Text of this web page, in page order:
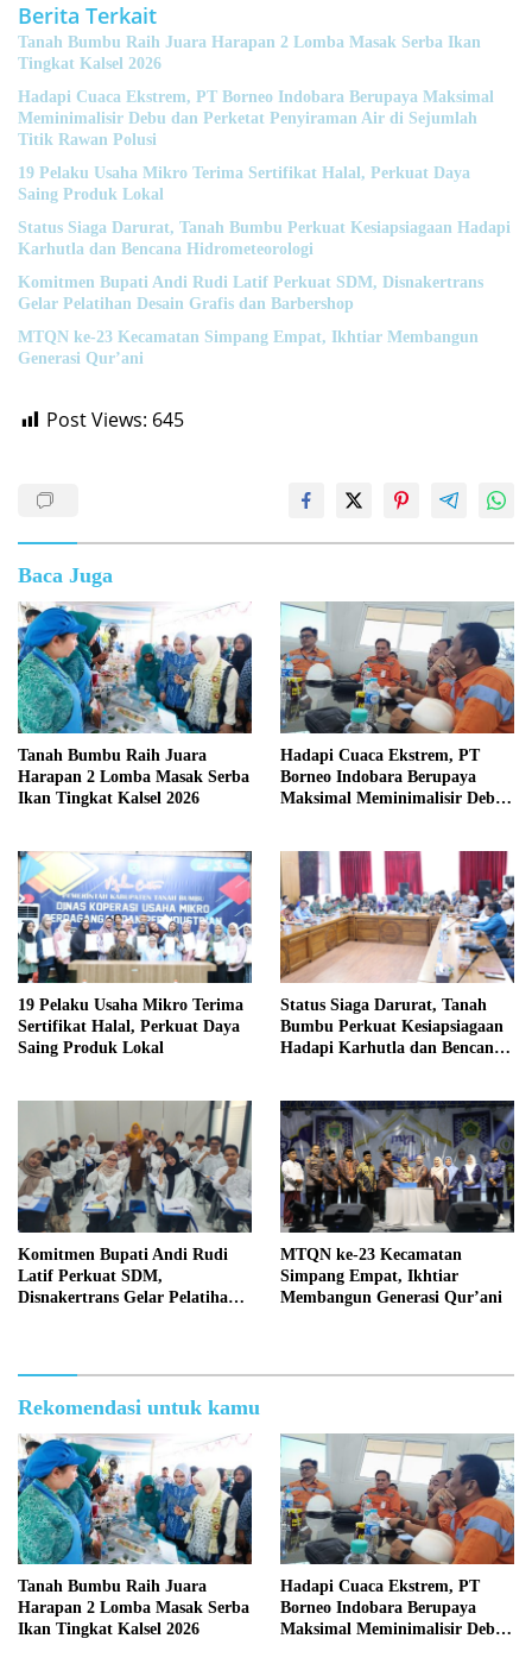
Berita Terkait
Tanah Bumbu Raih Juara Harapan 2 Lomba Masak Serba Ikan
Tingkat Kalsel 2026
Hadapi Cuaca Ekstrem, PT Borneo Indobara Berupaya Maksimal
Meminimalisir Debu dan Perketat Penyiraman Air di Sejumlah
Titik Rawan Polusi
19 Pelaku Usaha Mikro Terima Sertifikat Halal, Perkuat Daya
Saing Produk Lokal
Status Siaga Darurat, Tanah Bumbu Perkuat Kesiapsiagaan Hadapi
Karhutla dan Bencana Hidrometeorologi
Komitmen Bupati Andi Rudi Latif Perkuat SDM, Disnakertrans
Gelar Pelatihan Desain Grafis dan Barbershop
MTQN ke-23 Kecamatan Simpang Empat, Ikhtiar Membangun
Generasi Qur’ani
Post Views: 645
Baca Juga
Tanah Bumbu Raih Juara
Harapan 2 Lomba Masak Serba
Ikan Tingkat Kalsel 2026
Hadapi Cuaca Ekstrem, PT
Borneo Indobara Berupaya
Maksimal Meminimalisir Debu
19 Pelaku Usaha Mikro Terima
Sertifikat Halal, Perkuat Daya
Saing Produk Lokal
Status Siaga Darurat, Tanah
Bumbu Perkuat Kesiapsiagaan
Hadapi Karhutla dan Bencana
Komitmen Bupati Andi Rudi
Latif Perkuat SDM,
Disnakertrans Gelar Pelatihan
MTQN ke-23 Kecamatan
Simpang Empat, Ikhtiar
Membangun Generasi Qur’ani
Rekomendasi untuk kamu
Tanah Bumbu Raih Juara
Harapan 2 Lomba Masak Serba
Ikan Tingkat Kalsel 2026
Hadapi Cuaca Ekstrem, PT
Borneo Indobara Berupaya
Maksimal Meminimalisir Debu